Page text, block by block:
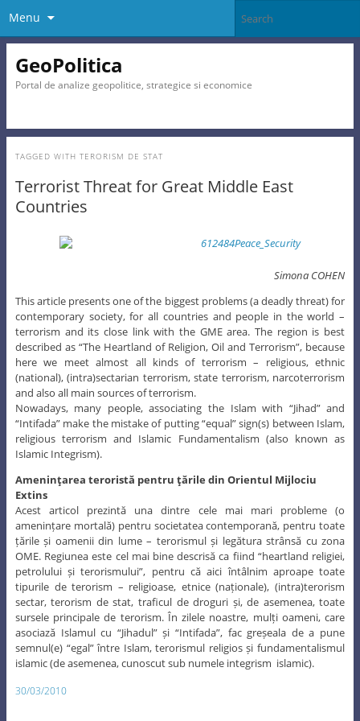
Menu
GeoPolitica
Portal de analize geopolitice, strategice si economice
TAGGED WITH TERORISM DE STAT
Terrorist Threat for Great Middle East
Countries
Simona COHEN
This article presents one of the biggest problems (a deadly threat) for
contemporary society, for all countries and people in the world –
terrorism and its close link with the GME area. The region is best
described as “The Heartland of Religion, Oil and Terrorism”, because
here we meet almost all kinds of terrorism – religious, ethnic
(national), (intra)sectarian terrorism, state terrorism, narcoterrorism
and also all main sources of terrorism.
Nowadays, many people, associating the Islam with “Jihad” and
“Intifada” make the mistake of putting “equal” sign(s) between Islam,
religious terrorism and Islamic Fundamentalism (also known as
Islamic Integrism).
Amenințarea teroristă pentru țările din Orientul Mijlociu
Extins
Acest articol prezintă una dintre cele mai mari probleme (o
amenințare mortală) pentru societatea contemporană, pentru toate
țările și oamenii din lume – terorismul și legătura strânsă cu zona
OME. Regiunea este cel mai bine descrisă ca fiind “heartland religiei,
petrolului și terorismului”, pentru că aici întâlnim aproape toate
tipurile de terorism – religioase, etnice (naționale), (intra)terorism
sectar, terorism de stat, traficul de droguri și, de asemenea, toate
sursele principale de terorism. În zilele noastre, mulți oameni, care
asociază Islamul cu “Jihadul” și “Intifada”, fac greșeala de a pune
semnul(e) “egal” între Islam, terorismul religios și fundamentalismul
islamic (de asemenea, cunoscut sub numele integrism islamic).
30/03/2010